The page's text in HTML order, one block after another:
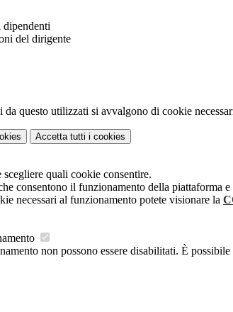
del dirigente
da questo utilizzati si avvalgono di cookie
Accetta tutti i cookies
scegliere quali cookie consentire.
consentono il funzionamento della piattaforma
necessari al funzionamento potete visionare la
non possono essere disabilitati. È